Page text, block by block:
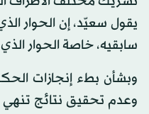
يقول سعيّد، إن الحوار
سابقيه، خاصة الحوار الذي
وبشأن بطء إنجازات
وعدم تحقيق نتائج تنهي